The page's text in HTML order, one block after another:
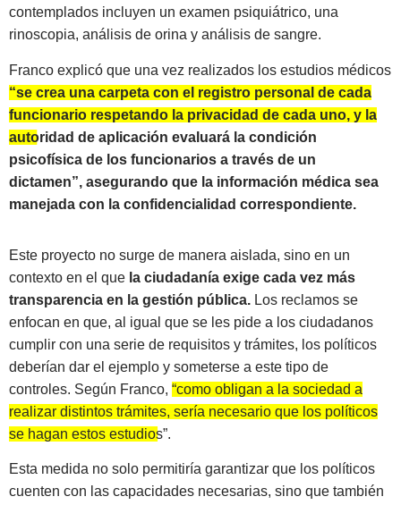
contemplados incluyen un examen psiquiátrico, una
rinoscopia, análisis de orina y análisis de sangre.
Franco explicó que una vez realizados los estudios médicos
“se crea una carpeta con el registro personal de cada
funcionario respetando la privacidad de cada uno, y la
autoridad de aplicación evaluará la condición
psicofísica de los funcionarios a través de un
dictamen”, asegurando que la información médica sea
manejada con la confidencialidad correspondiente.
Este proyecto no surge de manera aislada, sino en un
contexto en el que la ciudadanía exige cada vez más
transparencia en la gestión pública. Los reclamos se
enfocan en que, al igual que se les pide a los ciudadanos
cumplir con una serie de requisitos y trámites, los políticos
deberían dar el ejemplo y someterse a este tipo de
controles. Según Franco, “como obligan a la sociedad a
realizar distintos trámites, sería necesario que los políticos
se hagan estos estudios”.
Esta medida no solo permitiría garantizar que los políticos
cuenten con las capacidades necesarias, sino que también